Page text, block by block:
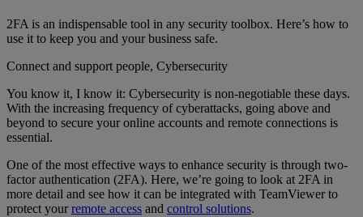
2FA is an indispensable tool in any security toolbox. Here’s how to
use it to keep you and your business safe.
Connect and support people, Cybersecurity
You know it, I know it: Cybersecurity is non-negotiable these days.
With the increasing frequency of cyberattacks, going above and
beyond to secure your online accounts and remote connections is
essential.
One of the most effective ways to enhance security is through two-
factor authentication (2FA). Here, we’re going to look at 2FA in
more detail and see how it can be integrated with TeamViewer to
protect yourremote access and control solutions.